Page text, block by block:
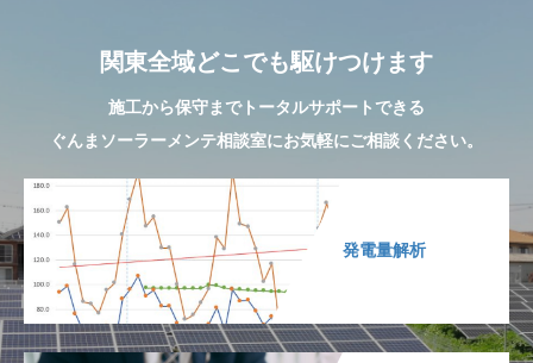
関東全域どこでも駆けつけます
施工から保守までトータルサポートできる
ぐんまソーラーメンテ相談室にお気軽にご相談ください。
発電量解析